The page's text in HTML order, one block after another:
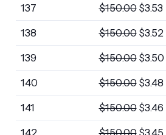
137 $150.00 $3.53
138 $150.00 $3.52
139 $150.00 $3.50
140 $150.00 $3.48
141 $150.00 $3.46